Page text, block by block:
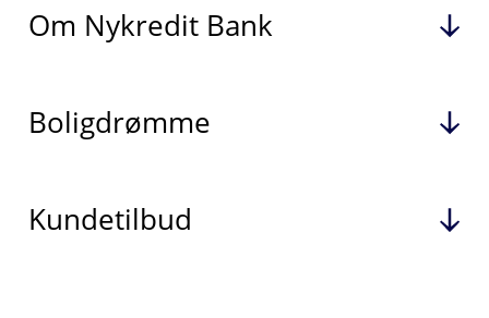
Om Nykredit Bank
Boligdrømme
Kundetilbud